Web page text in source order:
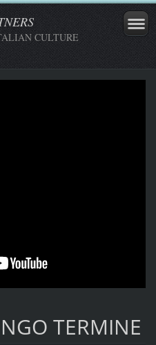
CULTURE
TERMINE